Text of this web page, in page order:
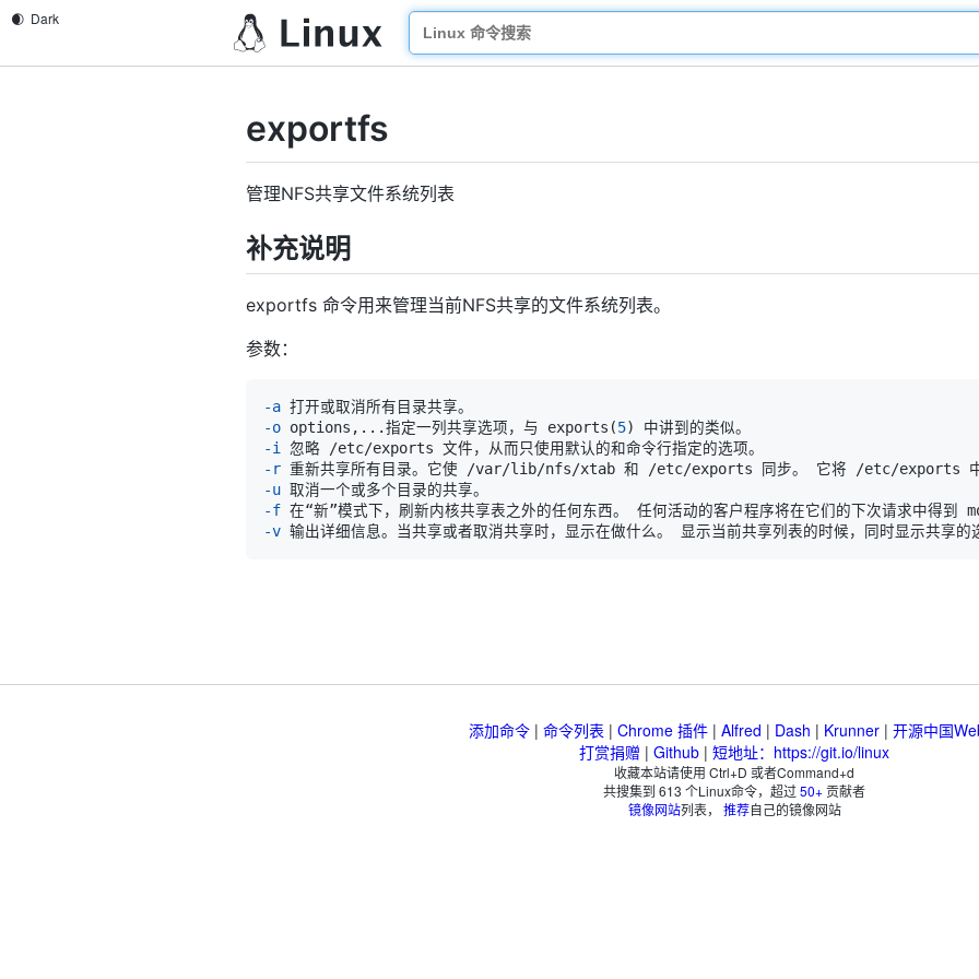
exportfs
管理NFS共享文件系统列表
补充说明
exportfs 命令用来管理当前NFS共享的文件系统列表。
参数：
-a
-o options, .. .指定一列共享选项，与 exports (5)
-i
-r
-u
-f
-v
添加命令| 命令列表 | Chrome 插件| Alfred | Dash | Krunner| 开源中国
打赏捐赠 | Github | 短地址：https://git.io/linux
收藏本站请使用 Ctrl+D 或者Command+d
共搜集到 613 个Linux命令，超过50+贡献者
镜像网站列表， 推荐自己的镜像网站